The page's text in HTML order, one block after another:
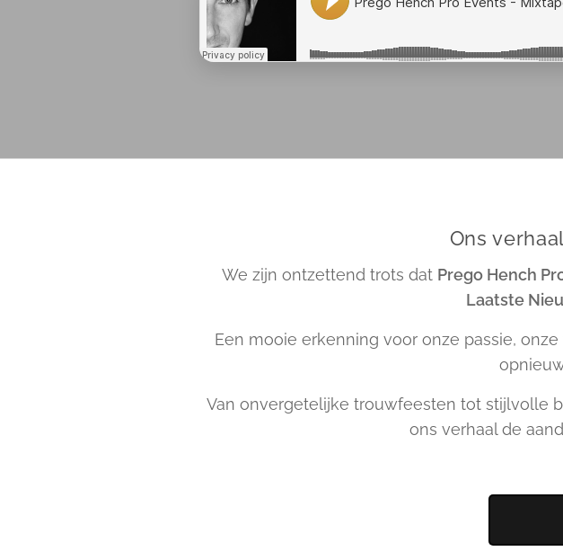
Ons
We zijn ontzettend trots dat Prego Hench
Laatste
Een mooie erkenning voor onze passie,
Van onvergetelijke trouwfeesten tot stijlvolle
ons verhaal de